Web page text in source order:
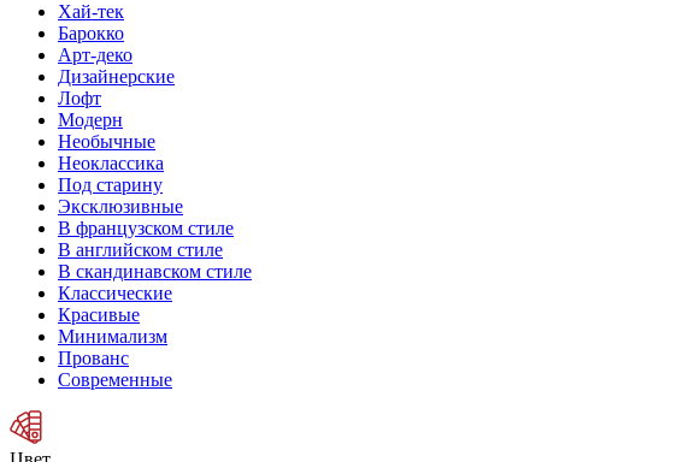
Хай-тек
Барокко
Арт-деко
Дизайнерские
Лофт
Модерн
Необычные
Неоклассика
Под старину
Эксклюзивные
В французском стиле
В английском стиле
В скандинавском стиле
Классические
Красивые
Минимализм
Прованс
Современные